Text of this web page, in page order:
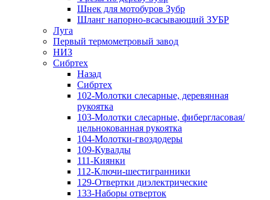
Шнек для мотобуров Зубр
Шланг напорно-всасывающий ЗУБР
Луга
Первый термометровый завод
НИЗ
Сибртех
Назад
Сибртех
102-Молотки слесарные, деревянная
рукоятка
103-Молотки слесарные, фибергласовая/
цельнокованная рукоятка
104-Молотки-гвоздодеры
109-Кувалды
111-Киянки
112-Ключи-шестигранники
129-Отвертки диэлектрические
133-Наборы отверток